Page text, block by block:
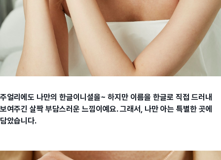
주얼리에도 나만의 한글이니셜을~ 하지만 이름을 한글로 직접 드러내
보여주긴 살짝 부담스러운 느낌이예요. 그래서, 나만 아는 특별한 곳에
담았습니다.